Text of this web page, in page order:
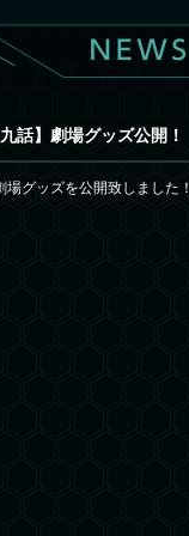
話】劇場グッズ公開！
グッズを公開致しました！